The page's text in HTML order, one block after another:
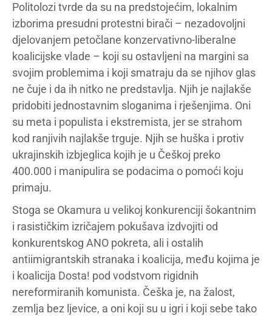
Politolozi tvrde da su na predstojećim, lokalnim
izborima presudni protestni birači – nezadovoljni
djelovanjem petočlane konzervativno-liberalne
koalicijske vlade – koji su ostavljeni na margini sa
svojim problemima i koji smatraju da se njihov glas
ne čuje i da ih nitko ne predstavlja. Njih je najlakše
pridobiti jednostavnim sloganima i rješenjima. Oni
su meta i populista i ekstremista, jer se strahom
kod ranjivih najlakše trguje. Njih se huška i protiv
ukrajinskih izbjeglica kojih je u Češkoj preko
400.000 i manipulira se podacima o pomoći koju
primaju.
Stoga se Okamura u velikoj konkurenciji šokantnim
i rasističkim izričajem pokušava izdvojiti od
konkurentskog ANO pokreta, ali i ostalih
antiimigrantskih stranaka i koalicija, među kojima je
i koalicija Dosta! pod vodstvom rigidnih
nereformiranih komunista. Češka je, na žalost,
zemlja bez ljevice, a oni koji su u igri i koji sebe tako